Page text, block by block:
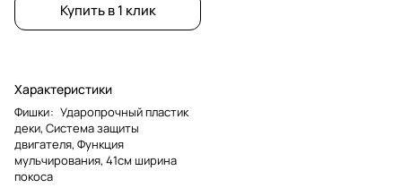
Купить в 1 клик
Характеристики
Фишки: Ударопрочный пластик
деки, Система защиты
двигателя, Функция
мульчирования, 41см ширина
покоса